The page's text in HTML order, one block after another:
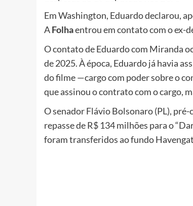
Em Washington, Eduardo declarou,
AFolhaentrou em contato com o ex-
O contato de Eduardo com Miranda
de 2025. À época, Eduardo já havia
do filme —cargo com poder sobre o
que assinou o contrato com o cargo,
O senador Flávio Bolsonaro (PL),
repasse de R$ 134 milhões para o
foram transferidos ao fundo